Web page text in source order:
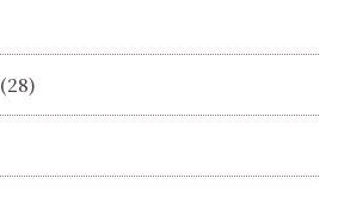
(28)